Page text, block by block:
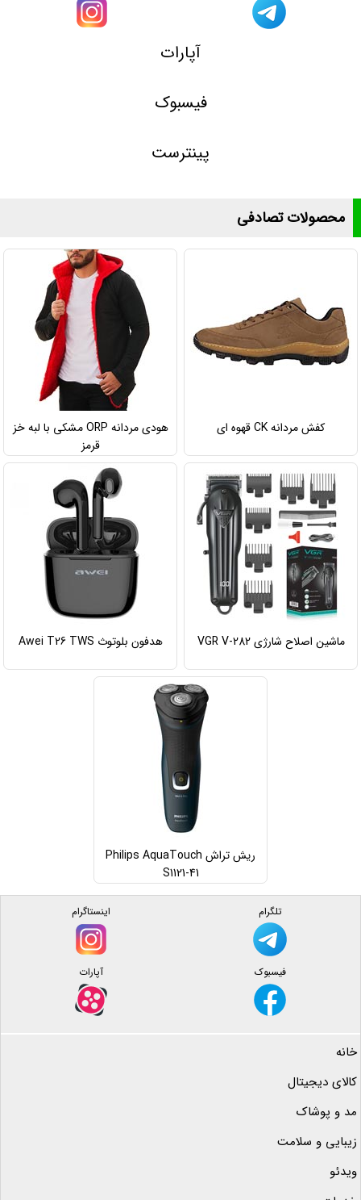
آپارات
فیسبوک
پینترست
محصولات تصادفی
کفش مردانه CK قهوه ای
هودی مردانه ORP مشکی با لبه خز
قرمز
ماشین اصلاح شارژی VGR V-282 هدفون بلوتوث Awei T26 TWS
ریش تراش Philips AquaTouch
S1121-41
تلگرام اینستاگرام
فیسبوک آپارات
خانه
کالای دیجیتال
مد و پوشاک
زیبایی و سلامت
ویدئو